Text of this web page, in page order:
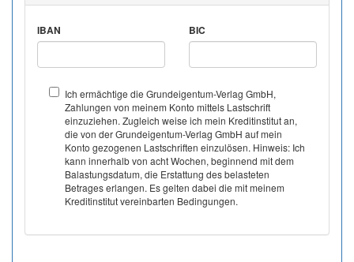
IBAN BIC
Ich ermächtige die Grundeigentum-Verlag GmbH,
Zahlungen von meinem Konto mittels Lastschrift
einzuziehen. Zugleich weise ich mein Kreditinstitut an,
die von der Grundeigentum-Verlag GmbH auf mein
Konto gezogenen Lastschriften einzulösen. Hinweis: Ich
kann innerhalb von acht Wochen, beginnend mit dem
Balastungsdatum, die Erstattung des belasteten
Betrages erlangen. Es gelten dabei die mit meinem
Kreditinstitut vereinbarten Bedingungen.